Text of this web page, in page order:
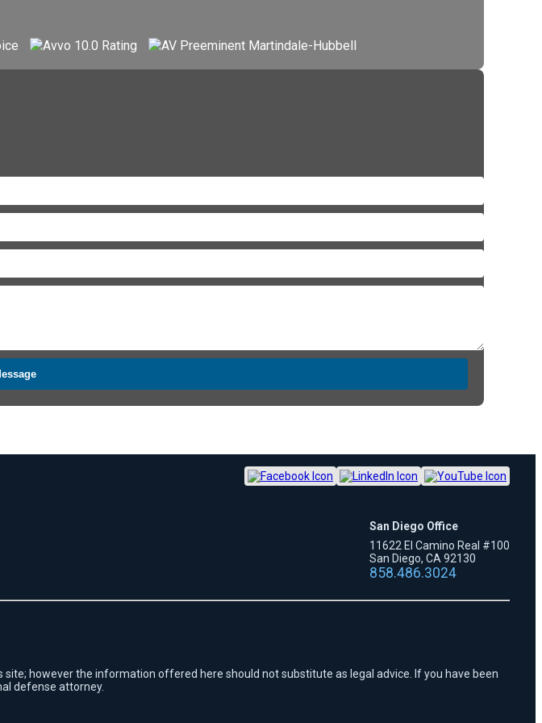
San Diego Office
11622 El Camino Real #100
San Diego, CA 92130
858.486.3024
however the information offered here should not substitute as legal advice. If you have been
defense attorney.